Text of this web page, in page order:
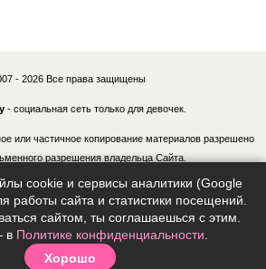
- 2026 Все права защищены
- социальная сеть только для девочек.
или частичное копирование материалов разрешено
разрешения владельца Сайта.
виновные лица могут быть привлечены к
с действующим законодательством Российской
Федерации.
Согласие на обработку ПДн
cookie и сервисы аналитики (Google
работы сайта и статистики посещений.
сайтом, ты соглашаешься с этим.
в Политике конфиденциальности
Хорошо